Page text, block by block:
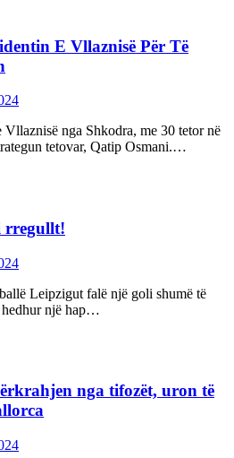
E Vllaznisë Për Të
Vllaznisë nga Shkodra, me 30 tetor në
tetovar, Qatip Osmani.…
rregullt!
Leipzigut falë një goli shumë të
një hap…
nga tifozët, uron të